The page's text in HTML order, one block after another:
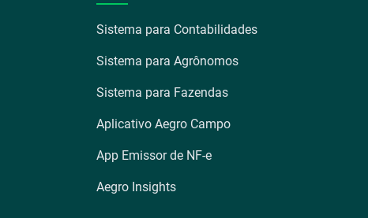
Sistema para Contabilidades
Sistema para Agrônomos
Sistema para Fazendas
Aplicativo Aegro Campo
App Emissor de NF-e
Aegro Insights